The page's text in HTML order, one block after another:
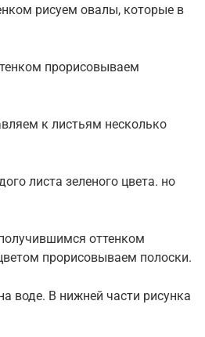
рисуем овалы, которые в
прорисовываем
к листьям несколько
листа зеленого цвета. но
оттенком
прорисовываем полоски.
воде. В нижней части рисунка